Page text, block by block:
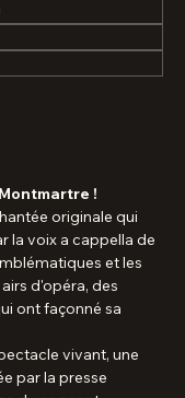
France
!
originale qui
la voix a cappella de
et les
d'opéra, des